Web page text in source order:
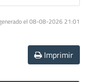
el 08-08-2026 21:01
Imprimir